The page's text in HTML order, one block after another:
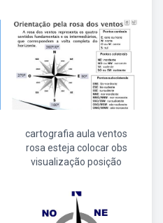
cartografia aula ventos
rosa esteja colocar obs
visualização posição